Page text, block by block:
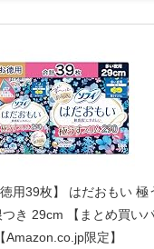
用39枚】 はだおもい 極
き 29cm 【まとめ買いパ
【Amazon.co.jp限定】